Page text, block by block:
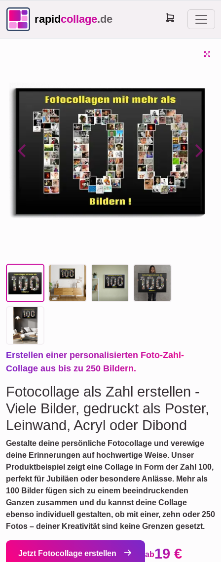
rapidcollage.de
Previous Next
Erstellen einer personalisierten Foto-Zahl-
Collage aus bis zu 250 Bildern.
Fotocollage als Zahl erstellen -
Viele Bilder, gedruckt als Poster,
Leinwand, Acryl oder Dibond
Gestalte deine persönliche Fotocollage und verewige
deine Erinnerungen auf hochwertige Weise. Unser
Produktbeispiel zeigt eine Collage in Form der Zahl 100,
perfekt für Jubiläen oder besondere Anlässe. Mehr als
100 Bilder fügen sich zu einem beeindruckenden
Ganzen zusammen und du kannst deine Collage
ebenso individuell gestalten, ob mit einer, zehn oder 250
Fotos – deiner Kreativität sind keine Grenzen gesetzt.
Jetzt Fotocollage erstellen ab19 €